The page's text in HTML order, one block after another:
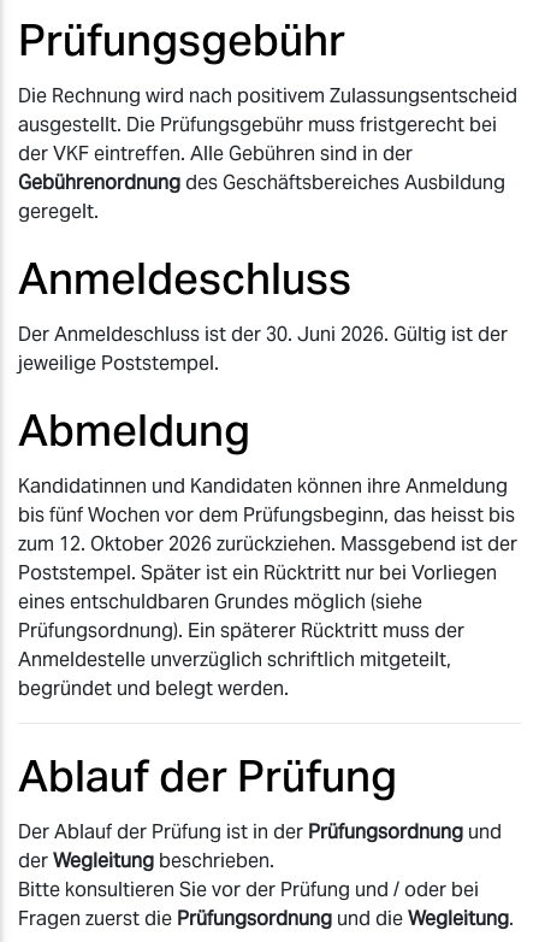
Prüfungsgebühr
Die Rechnung wird nach positivem Zulassungsentscheid
ausgestellt. Die Prüfungsgebühr muss fristgerecht bei
der VKF eintreffen. Alle Gebühren sind in der
Gebührenordnungdes Geschäftsbereiches Ausbildung
geregelt.
Anmeldeschluss
Der Anmeldeschluss ist der 30. Juni 2026. Gültig ist der
jeweilige Poststempel.
Abmeldung
Kandidatinnen und Kandidaten können ihre Anmeldung
bis fünf Wochen vor dem Prüfungsbeginn, das heisst bis
zum 12. Oktober 2026 zurückziehen. Massgebend ist der
Poststempel. Später ist ein Rücktritt nur bei Vorliegen
eines entschuldbaren Grundes möglich (siehe
Prüfungsordnung). Ein späterer Rücktritt muss der
Anmeldestelle unverzüglich schriftlich mitgeteilt,
begründet und belegt werden.
Ablauf der Prüfung
Der Ablauf der Prüfung ist in der Prüfungsordnung und
derWegleitung beschrieben.
Bitte konsultieren Sie vor der Prüfung und / oder bei
Fragen zuerst die Prüfungsordnung und dieWegleitung.